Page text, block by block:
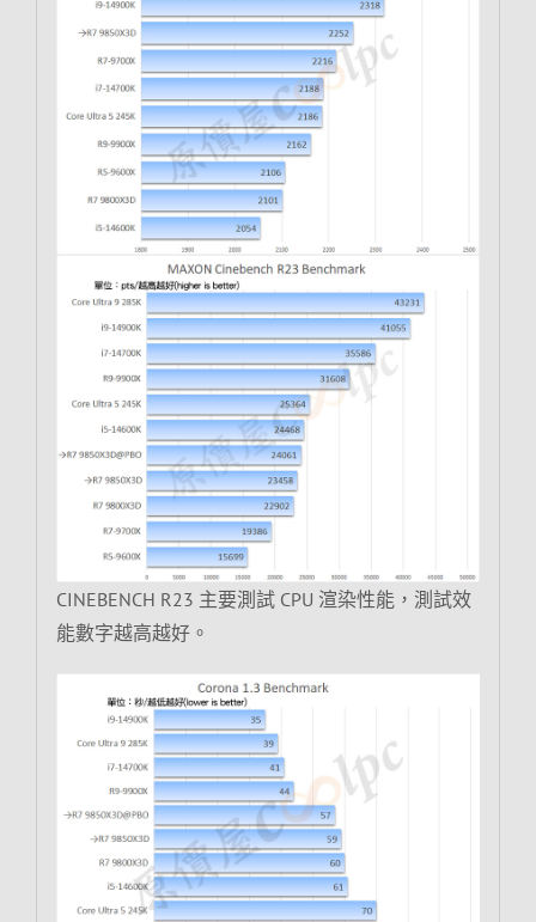
CINEBENCH R23 主要測試 CPU 渲染性能，測試效
能數字越高越好。